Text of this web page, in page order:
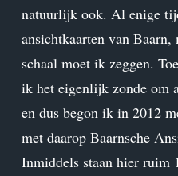
natuurlijk ook. Al enige
ansichtkaarten van
schaal moet ik zeggen.
ik het eigenlijk zonde om
en dus begon ik in 2012
met daarop Baarnsche
Inmiddels staan hier ruim